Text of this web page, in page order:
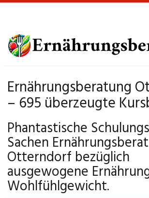
main
content
Ernährungsberatung
– 695 überzeugte
Phantastische
Sachen
Otterndorf bezüglich
ausgewogene
Wohlfühlgewicht.